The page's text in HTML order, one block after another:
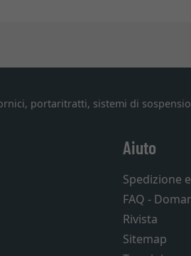
portaritratti, sistemi di
Aiuto
Spedizione
FAQ -
Rivista
Sitemap